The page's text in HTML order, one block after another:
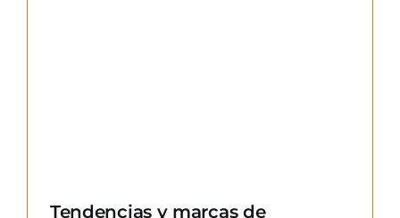
Tendencias y marcas de